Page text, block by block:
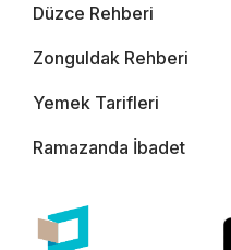
Düzce Rehberi
Zonguldak Rehberi
Yemek Tarifleri
Ramazanda İbadet